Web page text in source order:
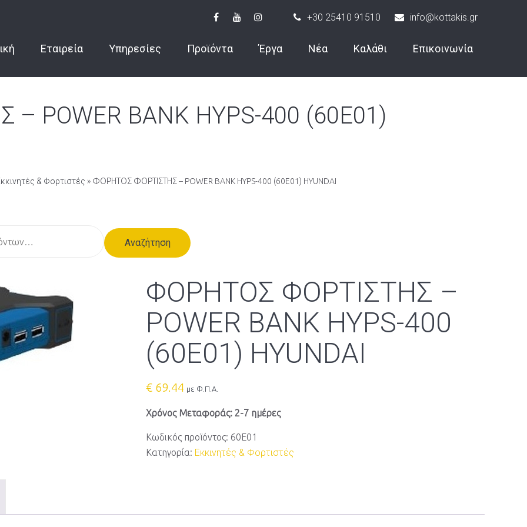
+30 25410 91510 info@kottakis.gr
Εταιρεία Υπηρεσίες Προϊόντα Έργα Νέα Καλάθι Επικοινωνία
POWER BANK HYPS-400 (60E01)
& Φορτιστές » ΦΟΡΗΤΟΣ ΦΟΡΤΙΣΤΗΣ – POWER BANK HYPS-400 (60E01) HYUNDAI
ΦΟΡΗΤΟΣ ΦΟΡΤΙΣΤΗΣ –
POWER BANK HYPS-400
(60E01) HYUNDAI
€ 69.44 με Φ.Π.Α.
Χρόνος Μεταφοράς: 2-7 ημέρες
Κωδικός προϊόντος: 60E01
Κατηγορία: Εκκινητές & Φορτιστές
Αναζήτηση